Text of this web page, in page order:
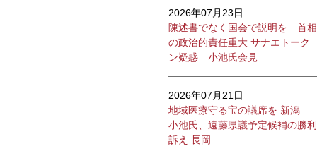
2026年07月23日
陳述書でなく国会で説明を 首相
の政治的責任重大 サナエトーク
ン疑惑 小池氏会見
2026年07月21日
地域医療守る宝の議席を 新潟
小池氏、遠藤県議予定候補の勝利
訴え 長岡